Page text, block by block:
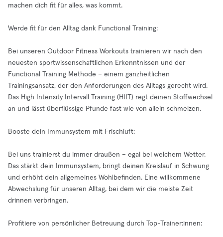
machen dich fit für alles, was kommt.
Werde fit für den Alltag dank Functional Training:
Bei unseren Outdoor Fitness Workouts trainieren wir nach den
neuesten sportwissenschaftlichen Erkenntnissen und der
Functional Training Methode – einem ganzheitlichen
Trainingsansatz, der den Anforderungen des Alltags gerecht wird.
Das High Intensity Intervall Training (HIIT) regt deinen Stoffwechsel
an und lässt überflüssige Pfunde fast wie von allein schmelzen.
Booste dein Immunsystem mit Frischluft:
Bei uns trainierst du immer draußen – egal bei welchem Wetter.
Das stärkt dein Immunsystem, bringt deinen Kreislauf in Schwung
und erhöht dein allgemeines Wohlbefinden. Eine willkommene
Abwechslung für unseren Alltag, bei dem wir die meiste Zeit
drinnen verbringen.
Profitiere von persönlicher Betreuung durch Top-Trainer:innen: